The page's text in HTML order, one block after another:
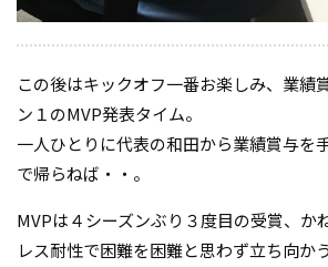
この後はキックオフ一番お楽しみ、業績
ン１のMVP発表タイム。
一人ひとりに代表の和田から業績賞与を
で帰らねば・・。
MVPは４シーズンぶり３度目の受賞、か
レス耐性で困難を困難と思わず立ち向か